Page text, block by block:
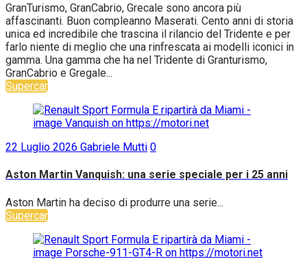
GranTurismo, GranCabrio, Grecale sono ancora più
affascinanti. Buon compleanno Maserati. Cento anni di storia
unica ed incredibile che trascina il rilancio del Tridente e per
farlo niente di meglio che una rinfrescata ai modelli iconici in
gamma. Una gamma che ha nel Tridente di Granturismo,
GranCabrio e Gregale...
Supercar
22 Luglio 2026 Gabriele Mutti 0
Aston Martin Vanquish: una serie speciale per i 25 anni
Aston Martin ha deciso di produrre una serie...
Supercar